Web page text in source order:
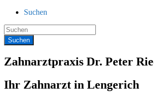
Suchen
Zahnarztpraxis Dr. Peter
Ihr Zahnarzt in Lengerich